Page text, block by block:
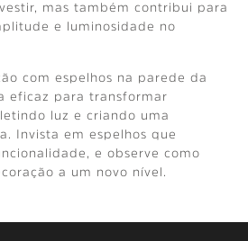
mas também contribui para
e luminosidade no
com espelhos na parede da
eficaz para transformar
luz e criando uma
Invista em espelhos que
e observe como
a um novo nível.